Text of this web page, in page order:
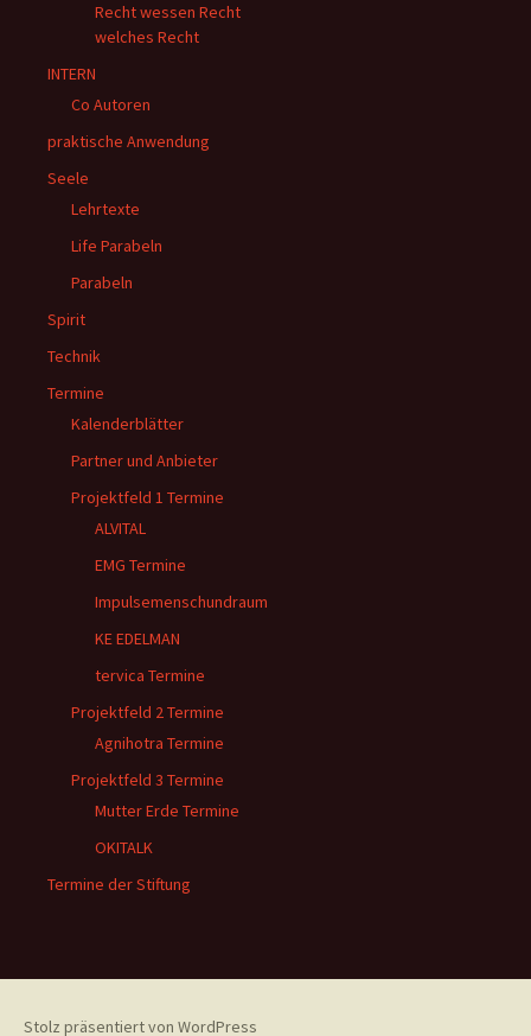
Recht wessen Recht
welches Recht
INTERN
Co Autoren
praktische Anwendung
Seele
Lehrtexte
Life Parabeln
Parabeln
Spirit
Technik
Termine
Kalenderblätter
Partner und Anbieter
Projektfeld 1 Termine
ALVITAL
EMG Termine
Impulsemenschundraum
KE EDELMAN
tervica Termine
Projektfeld 2 Termine
Agnihotra Termine
Projektfeld 3 Termine
Mutter Erde Termine
OKITALK
Termine der Stiftung
Stolz präsentiert von WordPress